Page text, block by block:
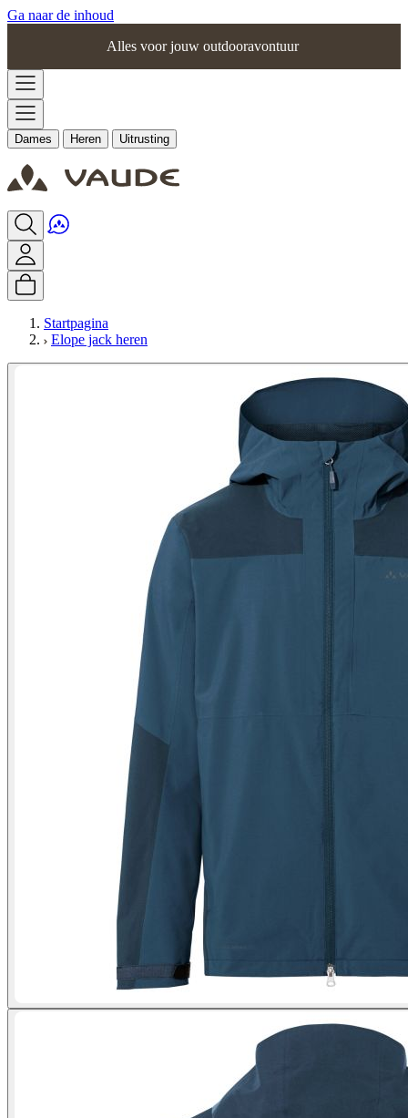
Ga naar de inhoud
Alles voor jouw outdooravontuur
Dames Heren Uitrusting
Startpagina
Elope jack heren